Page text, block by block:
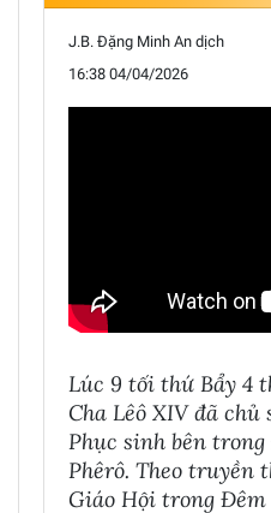
J.B. Đặng Minh An dịch
16:38 04/04/2026
Lúc 9 tối thứ Bẩy 4
Cha Lêô XIV đã chủ
Phục sinh bên
Phêrô. Theo truyền
Giáo Hội trong Đêm